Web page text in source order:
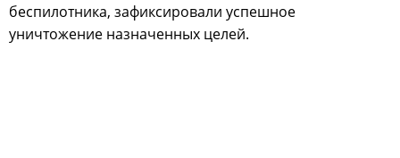
беспилотника, зафиксировали успешное
уничтожение назначенных целей.